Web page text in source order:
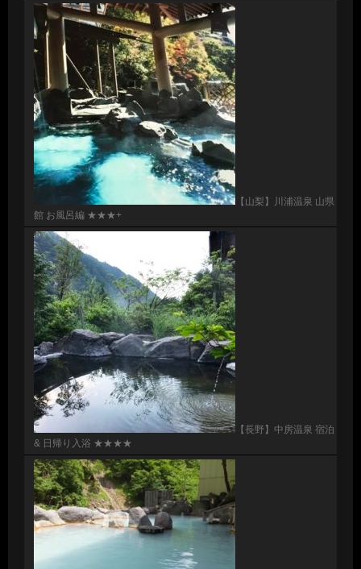
【山梨】川浦温泉 山県
館 お風呂編 ★★★+
【長野】中房温泉 宿泊
& 日帰り入浴 ★★★★